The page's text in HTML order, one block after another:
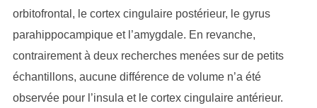
orbitofrontal, le cortex cingulaire postérieur, le gyrus
parahippocampique et l’amygdale. En revanche,
contrairement à deux recherches menées sur de petits
échantillons, aucune différence de volume n’a été
observée pour l’insula et le cortex cingulaire antérieur.